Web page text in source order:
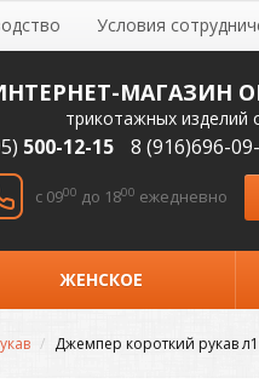
Условия
МАГАЗИН
трикотажных изделий
500-12-15 8 (916)696-
c 0900 до 1800 ежедневно
ЖЕНСКОЕ
Джемпер короткий рукав